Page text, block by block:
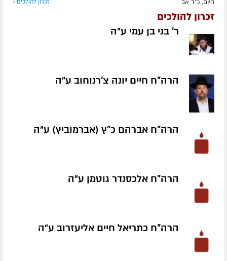
היום, כ"ד אב זכרון להולכים »
זכרון להולכים
ר' בני בן עמי ע״ה
הרה"ח חיים יונה צ'רנוחוב ע״ה
הרה"ח אברהם כ"ץ (אברמוביץ) ע״ה
הרה"ח אלכסנדר גוטמן ע״ה
הרה"ח כתריאל חיים אליעזרוב ע״ה